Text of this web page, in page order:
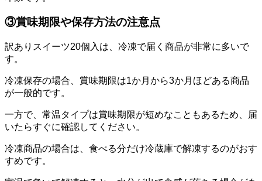
③賞味期限や保存方法の注意点
訳ありスイーツ20個入は、冷凍で届く商品が非常に多いで
す。
冷凍保存の場合、賞味期限は1か月から3か月ほどある商品
が一般的です。
一方で、常温タイプは賞味期限が短めなこともあるため、届
いたらすぐに確認してください。
冷凍商品の場合は、食べる分だけ冷蔵庫で解凍するのがおす
すめです。